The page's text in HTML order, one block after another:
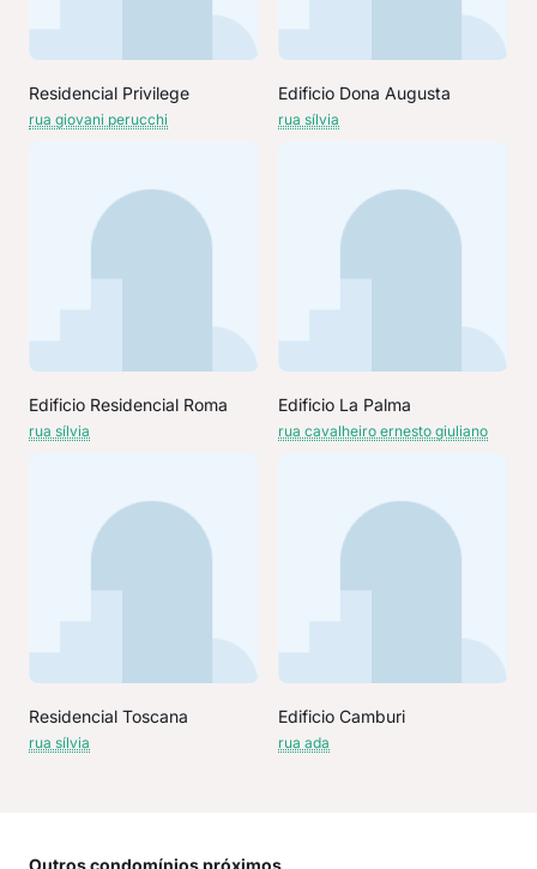
Residencial Privilege
rua giovani perucchi
Edificio Dona Augusta
rua sílvia
Edificio Residencial Roma
rua sílvia
Edificio La Palma
rua cavalheiro ernesto giuliano
Residencial Toscana
rua sílvia
Edificio Camburi
rua ada
Outros condomínios próximos